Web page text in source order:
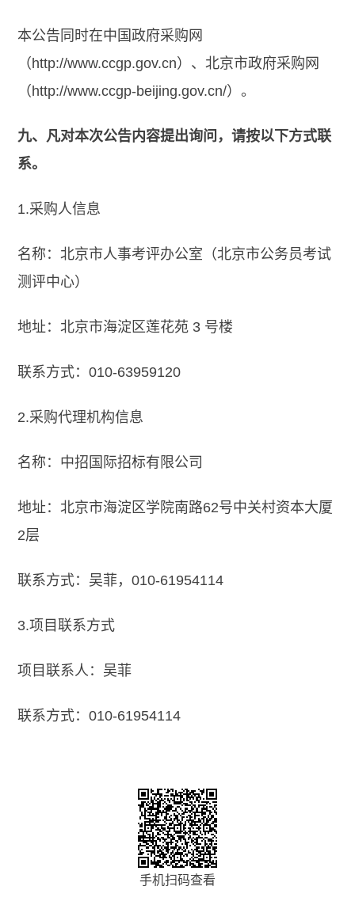
本公告同时在中国政府采购网
（http://www.ccgp.gov.cn）、北京市政府采购网
（http://www.ccgp-beijing.gov.cn/）。
九、凡对本次公告内容提出询问，请按以下方式联
系。
1.采购人信息
名称：北京市人事考评办公室（北京市公务员考试
测评中心）
地址：北京市海淀区莲花苑 3 号楼
联系方式：010-63959120
2.采购代理机构信息
名称：中招国际招标有限公司
地址：北京市海淀区学院南路62号中关村资本大厦
2层
联系方式：吴菲，010-61954114
3.项目联系方式
项目联系人：吴菲
联系方式：010-61954114
手机扫码查看